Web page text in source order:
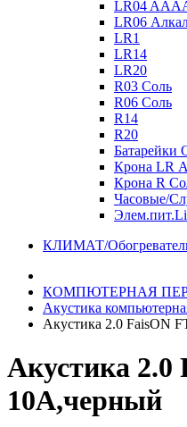
LR04
LR06
LR1
LR14
LR20
R03 Соль
R06 Соль
R14
R20
Батарейки
Крона LR
Крона R
Часовые/
КЛИМАТ/
КОМПЮТЕРНАЯ
Акустика
Акустика 2.0 FaisON
Акустика 2.0
10A,черный